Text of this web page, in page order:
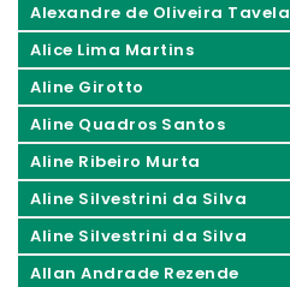
Alexandre de Oliveira Tavela
Alice Lima Martins
Aline Girotto
Aline Quadros Santos
Aline Ribeiro Murta
Aline Silvestrini da Silva
Aline Silvestrini da Silva
Allan Andrade Rezende